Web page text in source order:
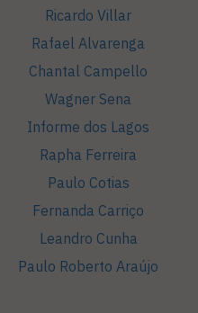
Ricardo Villar
Rafael Alvarenga
Chantal Campello
Wagner Sena
Informe dos Lagos
Rapha Ferreira
Paulo Cotias
Fernanda Carriço
Leandro Cunha
Paulo Roberto Araújo